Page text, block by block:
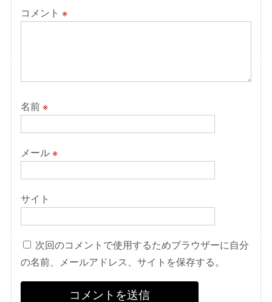
コメント ※
名前※
メール※
サイト
次回のコメントで使用するためブラウザーに自分
の名前、メールアドレス、サイトを保存する。